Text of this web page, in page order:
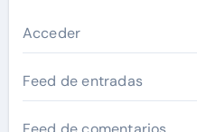
Acceder
Feed de entradas